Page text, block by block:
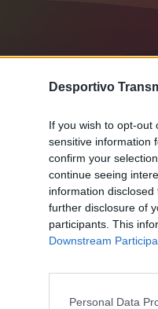
Desportivo
If you wish to opt-out
sensitive information
confirm your
continue seeing
information
further disclosure of
participants. This
Downstream
Personal Data
GD Chaves B e SC Vila
edição 2025/2026 do
primeira jornada, que
Chaves B e SC Vila Real. O
a sua caminhada com
em casa frente ao histórico